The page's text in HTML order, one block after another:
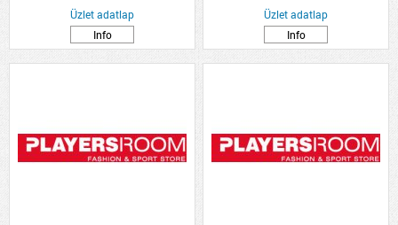
Üzlet adatlap
Info
Üzlet adatlap
Info